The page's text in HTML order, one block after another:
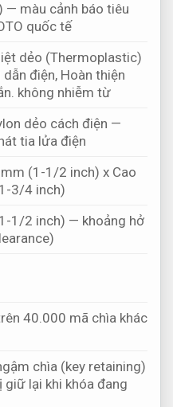
— màu cảnh báo tiêu
quốc tế
dẻo (Thermoplastic)
điện, Hoàn thiện
không nhiễm từ
dẻo cách điện —
tia lửa điện
(1-1/2 inch) x Cao
3/4 inch)
1/2 inch) — khoảng hở
40.000 mã chìa khác
chìa (key retaining)
giữ lại khi khóa đang